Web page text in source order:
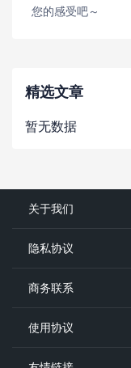
您的感受吧～
精选文章
暂无数据
关于我们
隐私协议
商务联系
使用协议